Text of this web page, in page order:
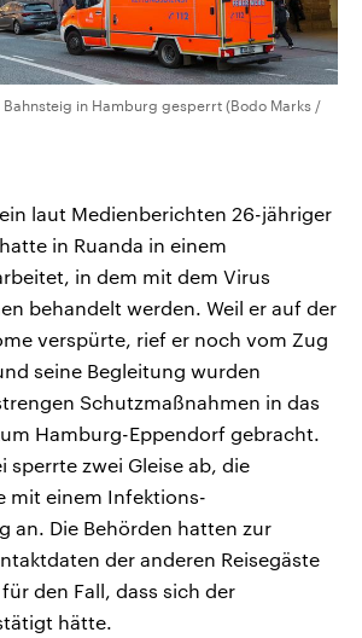
in Hamburg gesperrt (Bodo Marks /
laut Medienberichten 26-jähriger
in Ruanda in einem
in dem mit dem Virus
behandelt werden. Weil er auf der
verspürte, rief er noch vom Zug
seine Begleitung wurden
Schutzmaßnahmen in das
Hamburg-Eppendorf gebracht.
sperrte zwei Gleise ab, die
mit einem Infektions-
an. Die Behörden hatten zur
der anderen Reisegäste
den Fall, dass sich der
hätte.